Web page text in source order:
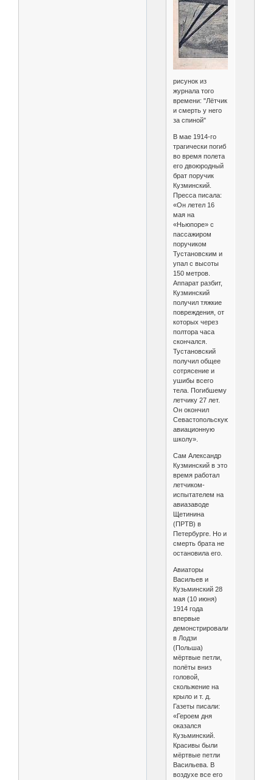
рисунок из
журнала того
времени: "Лётчик
и смерть у него
за спиной"
В мае 1914-го
трагически погиб
во время полета
его двоюродный
брат поручик
Кузминский.
Пресса писала:
«Он летел 16
мая на
«Ньюпоре» с
пассажиром
поручиком
Тустановским и
упал с высоты
150 метров.
Аппарат разбит,
Кузминский
получил тяжкие
повреждения, от
которых через
полтора часа
скончался.
Тустановский
получил общее
сотрясение и
ушибы всего
тела. Погибшему
летчику 27 лет.
Он окончил
Севастопольскую
авиационную
школу».
Сам Александр
Кузминский в это
время работал
летчиком-
испытателем на
авиазаводе
Щетинина
(ПРТВ) в
Петербурге. Но и
смерть брата не
остановила его.
Авиаторы
Васильев и
Кузьминский 28
мая (10 июня)
1914 года
впервые
демонстрировали
в Лодзи
(Польша)
мёртвые петли,
полёты вниз
головой,
скольжение на
крыло и т. д.
Газеты писали:
«Героем дня
оказался
Кузьминский.
Красивы были
мёртвые петли
Васильева. В
воздухе все его